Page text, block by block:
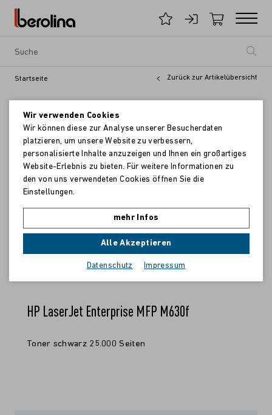
Startseite Zurück zur Artikelübersicht
HP LaserJet Enterprise MFP M630f
Toner schwarz 25.000 Seiten
Wir verwenden Cookies
Wir können diese zur Analyse unserer Besucherdaten
platzieren, um unsere Website zu verbessern,
personalisierte Inhalte anzuzeigen und Ihnen ein großartiges
Website-Erlebnis zu bieten. Für weitere Informationen zu
den von uns verwendeten Cookies öffnen Sie die
Einstellungen.
mehr Infos
Alle Akzeptieren
Datenschutz Impressum